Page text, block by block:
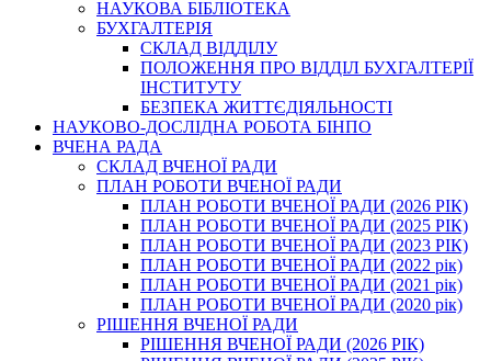
НАУКОВА БІБЛІОТЕКА
БУХГАЛТЕРІЯ
СКЛАД ВІДДІЛУ
ПОЛОЖЕННЯ ПРО ВІДДІЛ БУХГАЛТЕРІЇ
ІНСТИТУТУ
БЕЗПЕКА ЖИТТЄДІЯЛЬНОСТІ
НАУКОВО-ДОСЛІДНА РОБОТА БІНПО
ВЧЕНА РАДА
СКЛАД ВЧЕНОЇ РАДИ
ПЛАН РОБОТИ ВЧЕНОЇ РАДИ
ПЛАН РОБОТИ ВЧЕНОЇ РАДИ (2026 РІК)
ПЛАН РОБОТИ ВЧЕНОЇ РАДИ (2025 РІК)
ПЛАН РОБОТИ ВЧЕНОЇ РАДИ (2023 РІК)
ПЛАН РОБОТИ ВЧЕНОЇ РАДИ (2022 рік)
ПЛАН РОБОТИ ВЧЕНОЇ РАДИ (2021 рік)
ПЛАН РОБОТИ ВЧЕНОЇ РАДИ (2020 рік)
РІШЕННЯ ВЧЕНОЇ РАДИ
РІШЕННЯ ВЧЕНОЇ РАДИ (2026 РІК)